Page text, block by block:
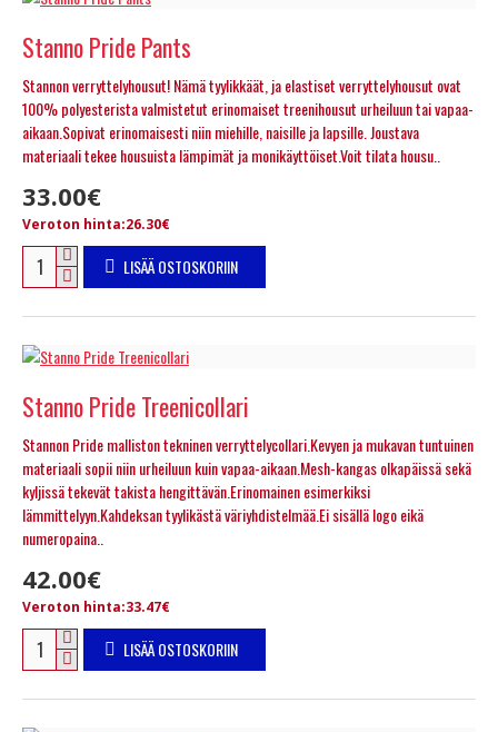
Stanno Pride Pants
Stannon verryttelyhousut! Nämä tyylikkäät, ja elastiset verryttelyhousut ovat
100% polyesterista valmistetut erinomaiset treenihousut urheiluun tai vapaa-
aikaan.Sopivat erinomaisesti niin miehille, naisille ja lapsille. Joustava
materiaali tekee housuista lämpimät ja monikäyttöiset.Voit tilata housu..
33.00€
Veroton hinta:26.30€
LISÄÄ OSTOSKORIIN
Stanno Pride Treenicollari
Stannon Pride malliston tekninen verryttelycollari.Kevyen ja mukavan tuntuinen
materiaali sopii niin urheiluun kuin vapaa-aikaan.Mesh-kangas olkapäissä sekä
kyljissä tekevät takista hengittävän.Erinomainen esimerkiksi
lämmittelyyn.Kahdeksan tyylikästä väriyhdistelmää.Ei sisällä logo eikä
numeropaina..
42.00€
Veroton hinta:33.47€
LISÄÄ OSTOSKORIIN